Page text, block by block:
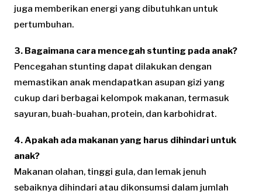
juga memberikan energi yang dibutuhkan untuk
pertumbuhan.
3. Bagaimana cara mencegah stunting pada anak?
Pencegahan stunting dapat dilakukan dengan
memastikan anak mendapatkan asupan gizi yang
cukup dari berbagai kelompok makanan, termasuk
sayuran, buah-buahan, protein, dan karbohidrat.
4. Apakah ada makanan yang harus dihindari untuk
anak?
Makanan olahan, tinggi gula, dan lemak jenuh
sebaiknya dihindari atau dikonsumsi dalam jumlah